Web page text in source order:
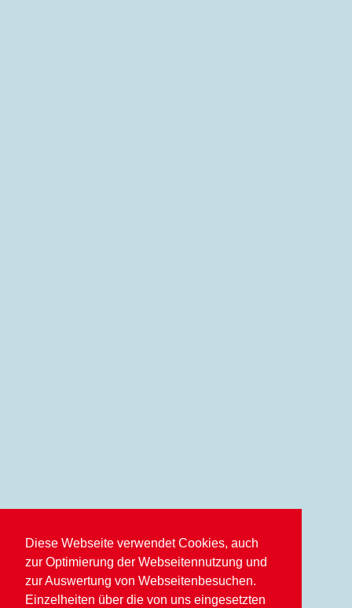
Diese Webseite verwendet Cookies, auch
zur Optimierung der Webseitennutzung und
zur Auswertung von Webseitenbesuchen.
Einzelheiten über die von uns eingesetzten